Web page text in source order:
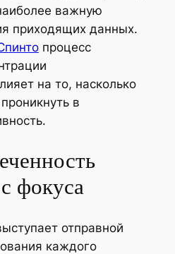
важную
приходящих данных.
процесс
на то, насколько
в
фокуса
отправной
каждого